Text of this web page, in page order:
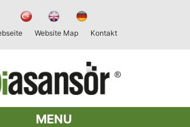
Website Map Kontakt
MENU